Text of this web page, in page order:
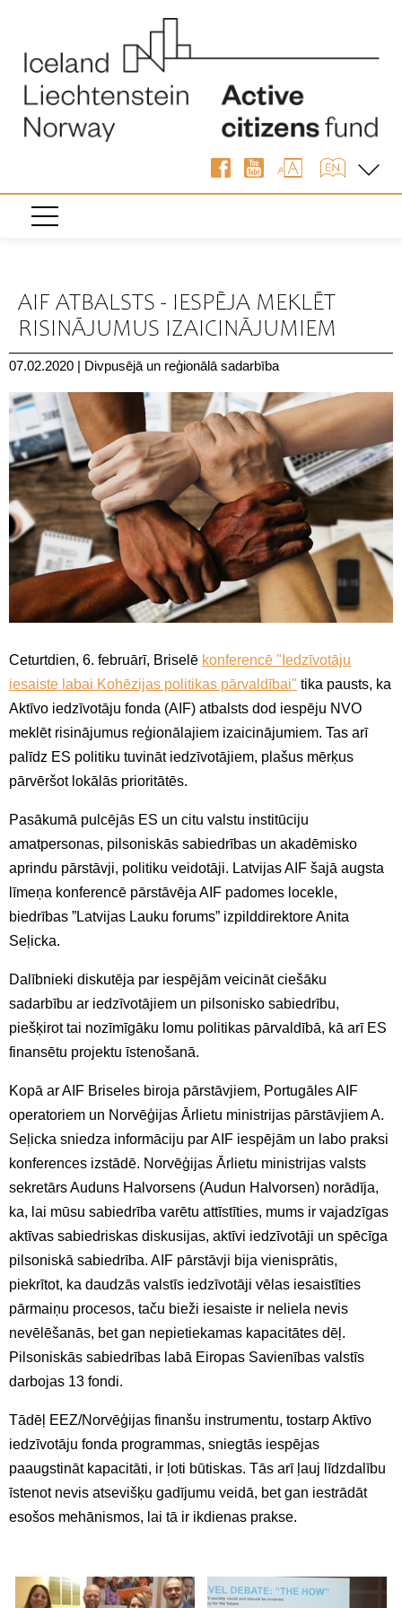
AIF ATBALSTS - IESPĒJA MEKLĒT
RISINĀJUMUS IZAICINĀJUMIEM
07.02.2020 | Divpusējā un reģionālā sadarbība
Ceturtdien, 6. februārī, Briselē konferencē "Iedzīvotāju
iesaiste labai Kohēzijas politikas pārvaldībai" tika pausts, ka
Aktīvo iedzīvotāju fonda (AIF) atbalsts dod iespēju NVO
meklēt risinājumus reģionālajiem izaicinājumiem. Tas arī
palīdz ES politiku tuvināt iedzīvotājiem, plašus mērķus
pārvēršot lokālās prioritātēs.
Pasākumā pulcējās ES un citu valstu institūciju
amatpersonas, pilsoniskās sabiedrības un akadēmisko
aprindu pārstāvji, politiku veidotāji. Latvijas AIF šajā augsta
līmeņa konferencē pārstāvēja AIF padomes locekle,
biedrības ”Latvijas Lauku forums” izpilddirektore Anita
Seļicka.
Dalībnieki diskutēja par iespējām veicināt ciešāku
sadarbību ar iedzīvotājiem un pilsonisko sabiedrību,
piešķirot tai nozīmīgāku lomu politikas pārvaldībā, kā arī ES
finansētu projektu īstenošanā.
Kopā ar AIF Briseles biroja pārstāvjiem, Portugāles AIF
operatoriem un Norvēģijas Ārlietu ministrijas pārstāvjiem A.
Seļicka sniedza informāciju par AIF iespējām un labo praksi
konferences izstādē. Norvēģijas Ārlietu ministrijas valsts
sekretārs Auduns Halvorsens (Audun Halvorsen) norādīja,
ka, lai mūsu sabiedrība varētu attīstīties, mums ir vajadzīgas
aktīvas sabiedriskas diskusijas, aktīvi iedzīvotāji un spēcīga
pilsoniskā sabiedrība. AIF pārstāvji bija vienisprātis,
piekrītot, ka daudzās valstīs iedzīvotāji vēlas iesaistīties
pārmaiņu procesos, taču bieži iesaiste ir neliela nevis
nevēlēšanās, bet gan nepietiekamas kapacitātes dēļ.
Pilsoniskās sabiedrības labā Eiropas Savienības valstīs
darbojas 13 fondi.
Tādēļ EEZ/Norvēģijas finanšu instrumentu, tostarp Aktīvo
iedzīvotāju fonda programmas, sniegtās iespējas
paaugstināt kapacitāti, ir ļoti būtiskas. Tās arī ļauj līdzdalību
īstenot nevis atsevišķu gadījumu veidā, bet gan iestrādāt
esošos mehānismos, lai tā ir ikdienas prakse.